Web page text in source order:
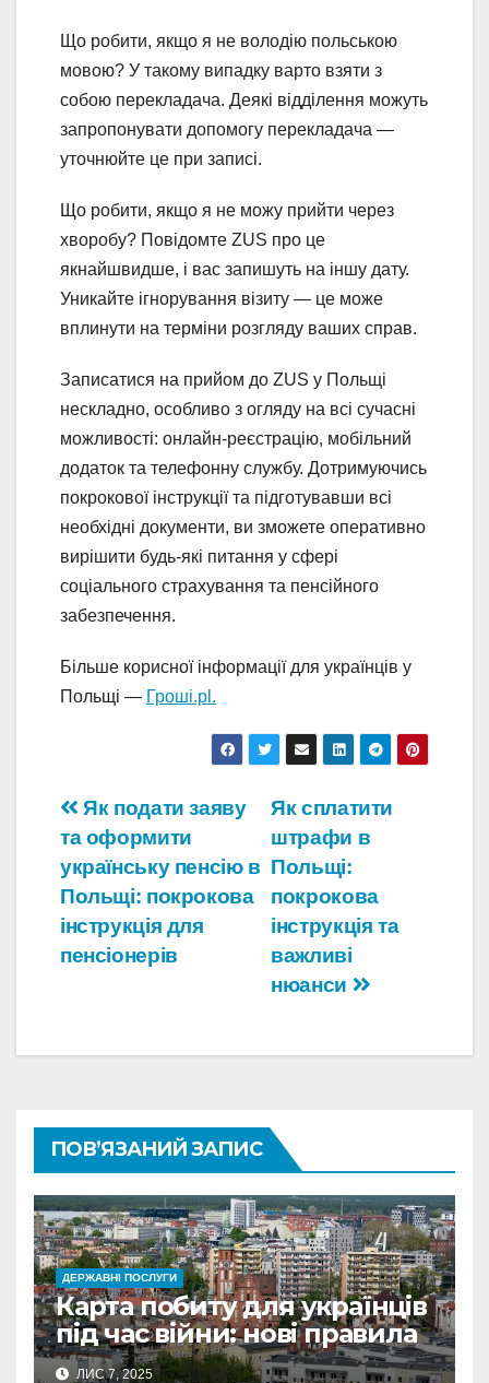
Що робити, якщо я не володію польською
мовою? У такому випадку варто взяти з
собою перекладача. Деякі відділення можуть
запропонувати допомогу перекладача —
уточнюйте це при записі.
Що робити, якщо я не можу прийти через
хворобу? Повідомте ZUS про це
якнайшвидше, і вас запишуть на іншу дату.
Уникайте ігнорування візиту — це може
вплинути на терміни розгляду ваших справ.
Записатися на прийом до ZUS у Польщі
нескладно, особливо з огляду на всі сучасні
можливості: онлайн-реєстрацію, мобільний
додаток та телефонну службу. Дотримуючись
покрокової інструкції та підготувавши всі
необхідні документи, ви зможете оперативно
вирішити будь-які питання у сфері
соціального страхування та пенсійного
забезпечення.
Більше корисної інформації для українців у
Польщі — Гроші.pl.
Навігація
записів
Як сплатити
штрафи в
Польщі:
покрокова
інструкція та
важливі
нюанси
Як подати заяву
та оформити
українську пенсію в
Польщі: покрокова
інструкція для
пенсіонерів
ПОВ’ЯЗАНИЙ ЗАПИС
ДЕРЖАВНІ ПОСЛУГИ
Карта побиту для українців
під час війни: нові правила
2026
ЛИС 7, 2025